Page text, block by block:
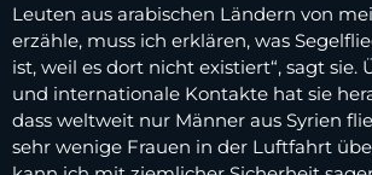
Leuten aus arabischen Ländern von
erzähle, muss ich erklären, was
ist, weil es dort nicht existiert“, sagt sie.
und internationale Kontakte hat sie
dass weltweit nur Männer aus Syrien
sehr wenige Frauen in der Luftfahrt